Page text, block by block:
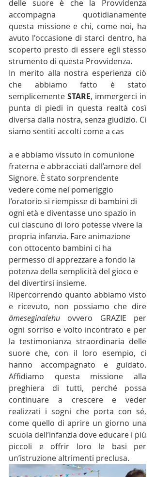
delle suore è che la Provvidenza
accompagna quotidianamente
questa missione e chi, come noi, ha
avuto l'occasione di starci dentro, ha
scoperto presto di essere egli stesso
strumento di questa Provvidenza.
In merito alla nostra esperienza ciò
che abbiamo fatto è stato
semplicemente STARE, immergerci in
punta di piedi in questa realtà così
diversa dalla nostra, senza giudizio. Ci
siamo sentiti accolti come a cas
a e abbiamo vissuto in comunione
fraterna e abbracciati dall’amore del
Signore. È stato sorprendente
vedere come nel pomeriggio
l’oratorio si riempisse di bambini di
ogni età e diventasse uno spazio in
cui ciascuno di loro potesse vivere la
propria infanzia. Fare animazione
con ottocento bambini ci ha
permesso di apprezzare a fondo la
potenza della semplicità del gioco e
del divertirsi insieme.
Ripercorrendo quanto abbiamo visto
āmeseginalehu ovvero GRAZIE per
ogni sorriso e volto incontrato e per
la testimonianza straordinaria delle
suore che, con il loro esempio, ci
hanno accompagnato e guidato.
Affidiamo questa missione alla
preghiera di tutti, perché possa
continuare a crescere e veder
realizzati i sogni che porta con sé,
come quello di aprire un giorno una
scuola dell’infanzia dove educare i più
piccoli e offrir loro le basi per
un’istruzione altrimenti preclusa.